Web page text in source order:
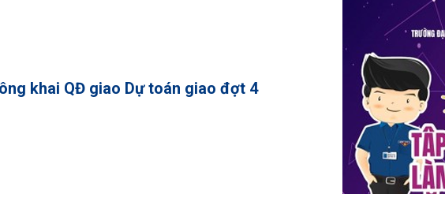
khai QĐ giao Dự toán giao đợt 4